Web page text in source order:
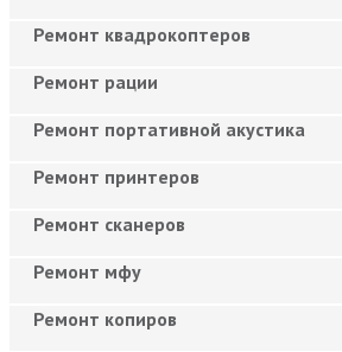
Ремонт квадрокоптеров
Ремонт рации
Ремонт портативной акустика
Ремонт принтеров
Ремонт сканеров
Ремонт мфу
Ремонт копиров